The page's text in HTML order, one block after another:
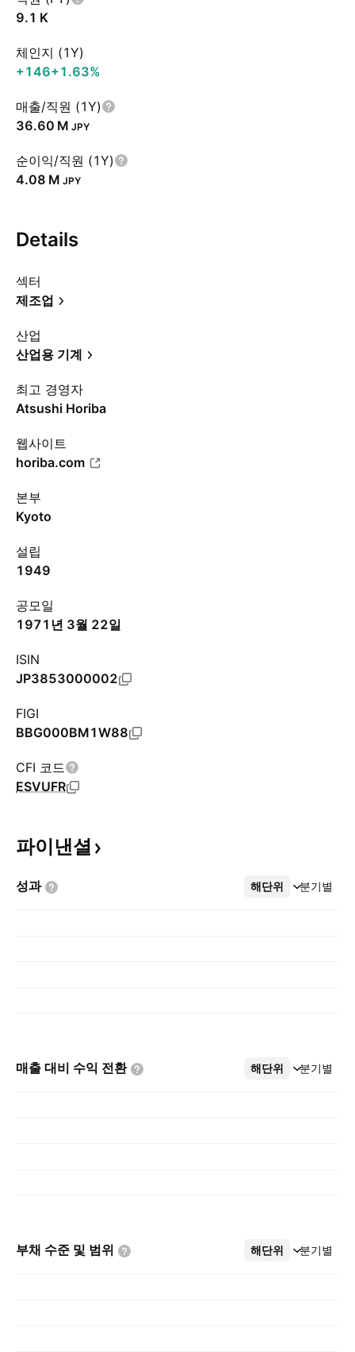
‪9.1 K‬
체인지 (1Y)
+146+1.63%
매출/직원 (1Y)
‪36.60 M‬ JPY
순이익/직원 (1Y)
‪4.08 M‬ JPY
Details
섹터
제조업
산업
산업용 기계
최고 경영자
Atsushi Horiba
웹사이트
horiba.com
본부
Kyoto
설립
1949
공모일
1971년 3월 22일
ISIN
JP3853000002
FIGI
BBG000BM1W88
CFI 코드
ESVUFR
파이낸셜
성과 해단위 분기별
더보기
매출 대비 수익 전환 해단위 분기별
더보기
부채 수준 및 범위 해단위 분기별
더보기